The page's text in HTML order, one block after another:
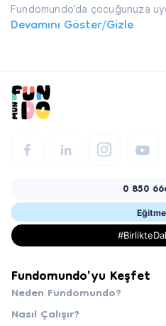
Fundomundo’da çocuğunuza
Devamını Göster/Gizle
0 850
Fundomundo'yu Keşfet
Neden Fundomundo?
Nasıl Çalışır?